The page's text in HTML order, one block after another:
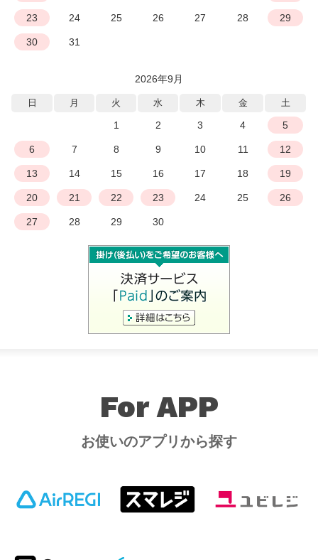
23 24 25 26 27 28 29
30 31
2026年9月
日 月 火 水 木 金 土
1 2 3 4 5
6 7 8 9 10 11 12
13 14 15 16 17 18 19
20 21 22 23 24 25 26
27 28 29 30
For APP
お使いのアプリから探す